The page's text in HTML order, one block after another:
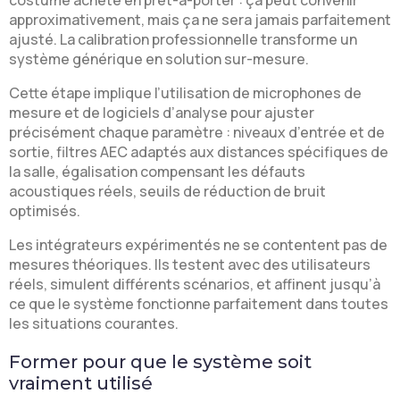
approximativement, mais ça ne sera jamais parfaitement
ajusté. La calibration professionnelle transforme un
système générique en solution sur-mesure.
Cette étape implique l’utilisation de microphones de
mesure et de logiciels d’analyse pour ajuster
précisément chaque paramètre : niveaux d’entrée et de
sortie, filtres AEC adaptés aux distances spécifiques de
la salle, égalisation compensant les défauts
acoustiques réels, seuils de réduction de bruit
optimisés.
Les intégrateurs expérimentés ne se contentent pas de
mesures théoriques. Ils testent avec des utilisateurs
réels, simulent différents scénarios, et affinent jusqu’à
ce que le système fonctionne parfaitement dans toutes
les situations courantes.
Former pour que le système soit
vraiment utilisé